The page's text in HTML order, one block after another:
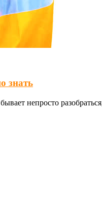
знать
непросто